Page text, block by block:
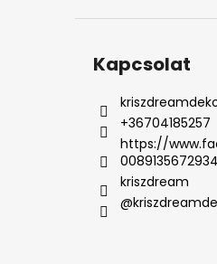
Kapcsolat
+36704185257
https://
0089135672934
kriszdream